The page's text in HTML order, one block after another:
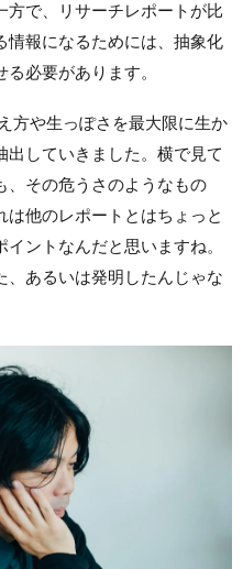
方で、リサーチレポートが比
情報になるためには、抽象化
必要があります。
方や生っぽさを最大限に生か
出していきました。横で見て
、その危うさのようなもの
他のレポートとはちょっと
ントなんだと思いますね。
、あるいは発明したんじゃな